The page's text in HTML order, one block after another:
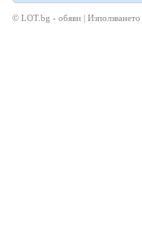
© LOT.bg - обяви | Използването